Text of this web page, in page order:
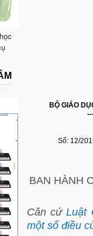
BỘ GIÁO
Số: 12/
BAN HÀNH
Căn cứLuật
một số điều